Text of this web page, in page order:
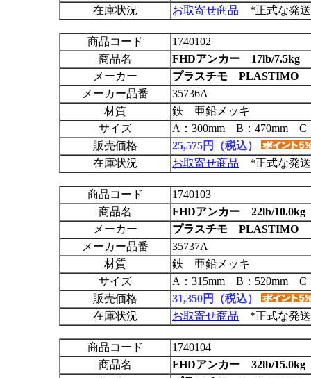
在庫状況
お取寄せ商品 *正式な発送
商品コード
1740102
商品名
FHDアンカー 17lb/7.5kg
メーカー
プラスチモ PLASTIMO
メーカー品番
35736A
材質
鉄 亜鉛メッキ
サイズ
A：300mm B：470mm C
販売価格
25,575円（税込）
在庫状況
お取寄せ商品 *正式な発送
商品コード
1740103
商品名
FHDアンカー 22lb/10.0kg
メーカー
プラスチモ PLASTIMO
メーカー品番
35737A
材質
鉄 亜鉛メッキ
サイズ
A：315mm B：520mm C
販売価格
31,350円（税込）
在庫状況
お取寄せ商品 *正式な発送
商品コード
1740104
商品名
FHDアンカー 32lb/15.0kg